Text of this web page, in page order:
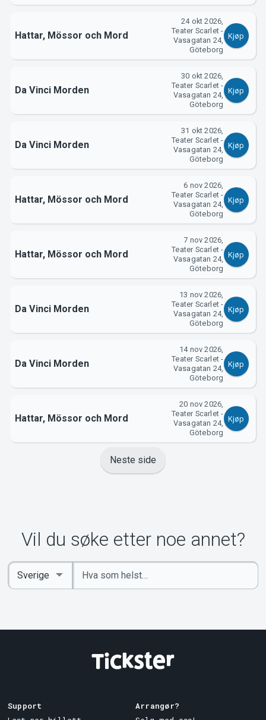
Hattar, Mössor och Mord
24 okt 2026,
Teater Scarlet -
Vasagatan 24,
Göteborg
Kjøp
Da Vinci Morden
30 okt 2026,
Teater Scarlet -
Vasagatan 24,
Göteborg
Kjøp
Da Vinci Morden
31 okt 2026,
Teater Scarlet -
Vasagatan 24,
Göteborg
Kjøp
Hattar, Mössor och Mord
6 nov 2026,
Teater Scarlet -
Vasagatan 24,
Göteborg
Kjøp
Hattar, Mössor och Mord
7 nov 2026,
Teater Scarlet -
Vasagatan 24,
Göteborg
Kjøp
Da Vinci Morden
13 nov 2026,
Teater Scarlet -
Vasagatan 24,
Göteborg
Kjøp
Da Vinci Morden
14 nov 2026,
Teater Scarlet -
Vasagatan 24,
Göteborg
Kjøp
Hattar, Mössor och Mord
20 nov 2026,
Teater Scarlet -
Vasagatan 24,
Göteborg
Kjøp
Neste side
Vil du søke etter noe annet?
Angi
nøkkelord
Select
Country
Support
Arrangør?